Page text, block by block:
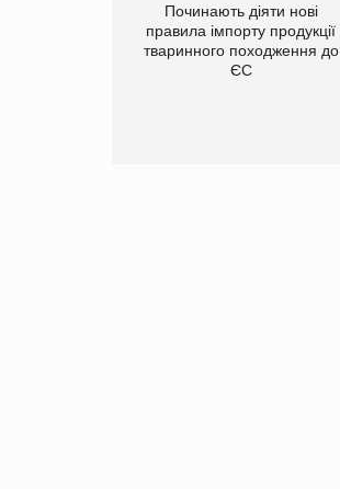
Починають діяти нові
правила імпорту продукції
тваринного походження до
ЄС